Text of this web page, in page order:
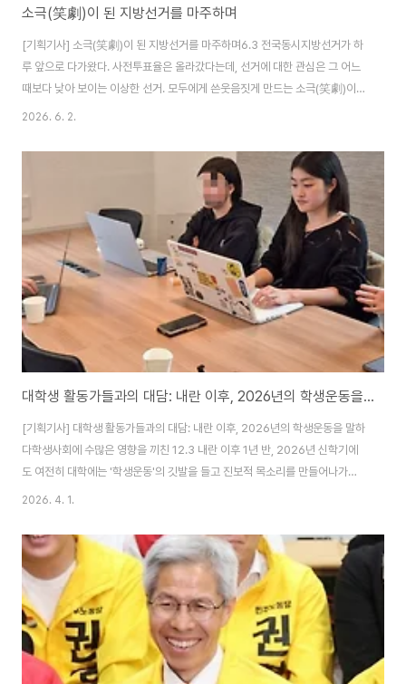
소극(笑劇)이 된 지방선거를 마주하며
[기획기사] 소극(笑劇)이 된 지방선거를 마주하며6.3 전국동시지방선거가 하
루 앞으로 다가왔다. 사전투표율은 올라갔다는데, 선거에 대한 관심은 그 어느
때보다 낮아 보이는 이상한 선거. 모두에게 쓴웃음짓게 만드는 소극(笑劇)이
되어 버린 오늘날 지방선거의 현실과 그럼에도 불구하고 멈추지 않는 독자적
지방선거가 본 기사가 탈고되는 6월 2일 기준 불과 하루 앞으로 다가왔다. 지
난 5월 28~29일 이틀간 치러진 사전투표의 투표율은 최종 23.51%. 역대 지
방선거 중 최고치다. 과거와 달리 최근 한국의 선거에서는 사전투표가 투표율
자체의 증가를 담보하기 어렵다는 것이 중론이 되었지만, 그럼에도 사전투표율
의 상승은 투표 참여에 대한 사..
2026. 6. 2.
대학생 활동가들과의 대담: 내란 이후, 2026년의 학생운동을 말하다
[기획기사] 대학생 활동가들과의 대담: 내란 이후, 2026년의 학생운동을 말하
다학생사회에 수많은 영향을 끼친 12.3 내란 이후 1년 반, 2026년 신학기에
도 여전히 대학에는 '학생운동'의 깃발을 들고 진보적 목소리를 만들어나가는
사람들이 있다. 《도모》는 2026년 1학기 개강을 맞아 3월 29일 경희대, 동국
다. 활동가들이 바라보는 내란 이후 2026년의 학생운동은 지금 어디에 서 있
을까?- 먼저 도모 독자들을 위해 각자 자기소개를 부탁드립니다. 다은: 안녕하
세요. 동국대학교 맑스철학연구회, 그리고 도시산책소모임 '산책은핑계고'에서
활동하고 있는 김다은이라고 합니다. 25학번입니다. 하연: 저는 서강대학교 인
권실천모임 노고지리..
2026. 4. 1.